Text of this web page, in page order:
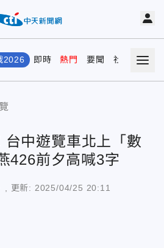
2026 即時 熱門 要聞 社會 娛樂
台中遊覽車北上「數
426前夕高喊3字
, 更新: 2025/04/25 20:11